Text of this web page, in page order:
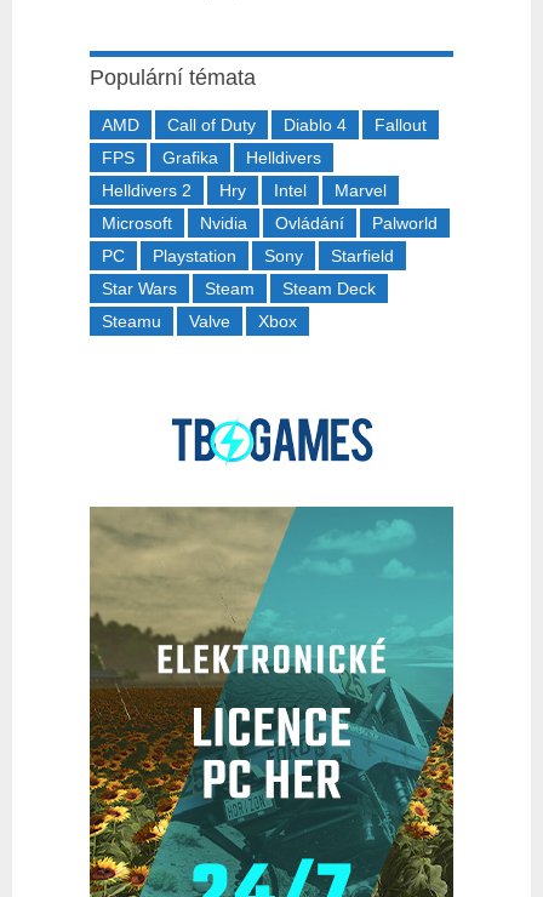
Populární témata
AMD Call of Duty Diablo 4
Fallout
FPS
Grafika
Helldivers
Helldivers 2
Hry Intel
Marvel
Microsoft
Nvidia Ovládání
Palworld
PC
Playstation Sony
Starfield
Star Wars
Steam
Steam Deck
Steamu
Valve Xbox